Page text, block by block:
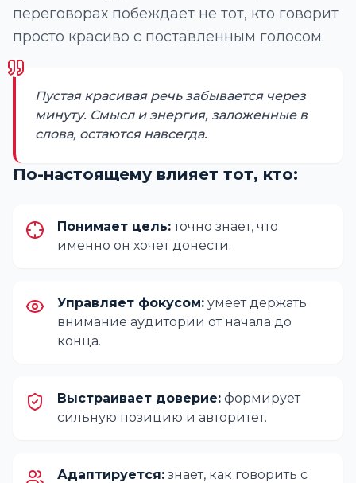
переговорах побеждает не тот, кто говорит
просто красиво с поставленным голосом.
Пустая красивая речь забывается через
минуту. Смысл и энергия, заложенные в
слова, остаются навсегда.
По-настоящему влияет тот, кто:
Понимает цель:точно знает, что
именно он хочет донести.
Управляет фокусом: умеет держать
внимание аудитории от начала до
конца.
Выстраивает доверие: формирует
сильную позицию и авторитет.
Адаптируется: знает, как говорить с